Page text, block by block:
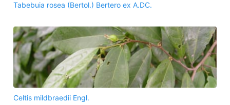
Tabebuia rosea (Bertol.) Bertero ex A.DC.
Celtis mildbraedii Engl.